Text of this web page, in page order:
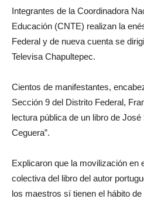
Integrantes de la Coordinadora
Educación (CNTE) realizan la
Federal y de nueva cuenta se
Televisa Chapultepec.
Cientos de manifestantes,
Sección 9 del Distrito Federal,
lectura pública de un libro de José
Ceguera”.
Explicaron que la movilización en
colectiva del libro del autor
los maestros sí tienen el hábito de